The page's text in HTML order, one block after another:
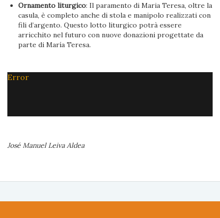
Ornamento liturgico: Il paramento di Maria Teresa, oltre la
casula, è completo anche di stola e manipolo realizzati con
fili d’argento. Questo lotto liturgico potrà essere
arricchito nel futuro con nuove donazioni progettate da
parte di María Teresa.
Error
José Manuel Leiva Aldea